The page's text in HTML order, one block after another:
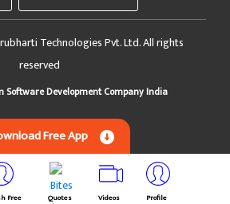
Technologies Pvt. Ltd. All rights
reserved
Software Development Company India
Free App
Free Quotes Videos Profile